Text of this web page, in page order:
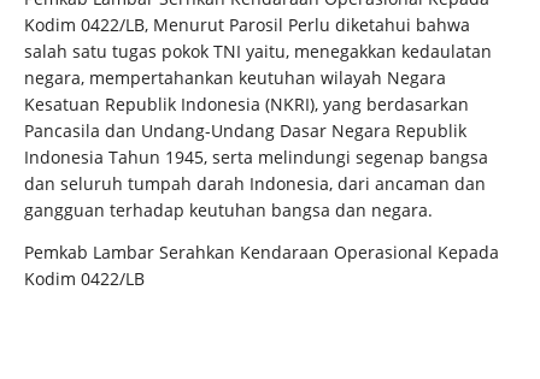
Kodim 0422/LB, Menurut Parosil Perlu diketahui bahwa
salah satu tugas pokok TNI yaitu, menegakkan kedaulatan
negara, mempertahankan keutuhan wilayah Negara
Kesatuan Republik Indonesia (NKRI), yang berdasarkan
Pancasila dan Undang-Undang Dasar Negara Republik
Indonesia Tahun 1945, serta melindungi segenap bangsa
dan seluruh tumpah darah Indonesia, dari ancaman dan
gangguan terhadap keutuhan bangsa dan negara.
Pemkab Lambar Serahkan Kendaraan Operasional Kepada
Kodim 0422/LB